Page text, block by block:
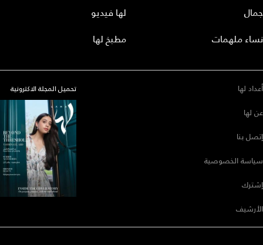
جمال
نساء ملهمات
لها فيديو
مطبخ لها
أعداد لها
عن لها
إتصل بنا
سياسة الخصوصية
إشترك
الأرشيف
تحميل المجلة الاكترونية